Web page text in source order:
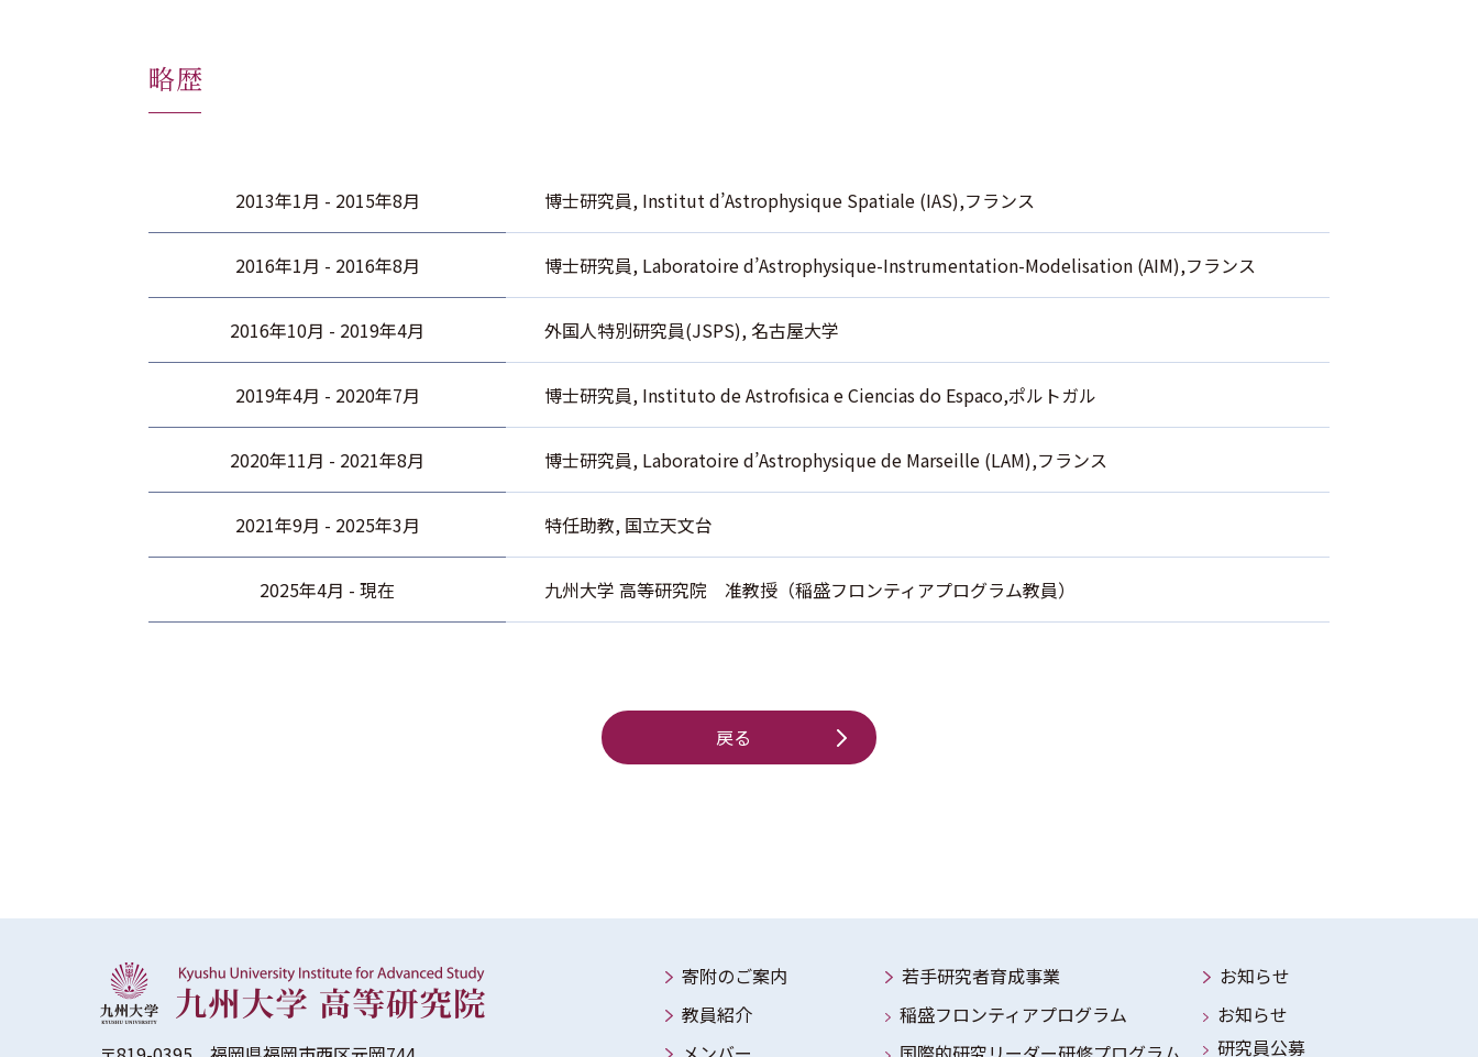
略歴
2013年1月 - 2015年8月 博士研究員, Institut d’Astrophysique Spatiale (IAS),フランス
2016年1月 - 2016年8月 博士研究員, Laboratoire d’Astrophysique-Instrumentation-Modelisation (AIM),フランス
2016年10月 - 2019年4月 外国人特別研究員(JSPS), 名古屋大学
2019年4月 - 2020年7月 博士研究員, Instituto de Astrofısica e Ciencias do Espaco,ポルトガル
2020年11月 - 2021年8月 博士研究員, Laboratoire d’Astrophysique de Marseille (LAM),フランス
2021年9月 - 2025年3月 特任助教, 国立天文台
2025年4月 - 現在 九州大学 高等研究院 准教授（稲盛フロンティアプログラム教員）
戻る
寄附のご案内
教員紹介
若手研究者育成事業
稲盛フロンティアプログラム
お知らせ
お知らせ
研究員公募